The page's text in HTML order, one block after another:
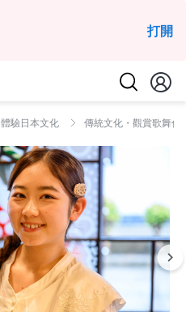
打開
體驗日本文化 傳統文化・觀賞歌舞伎